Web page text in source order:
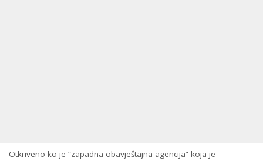
Otkriveno ko je “zapadna obavještajna agencija” koja je